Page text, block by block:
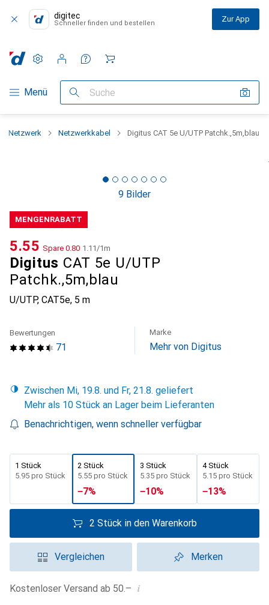
digitec
Schneller finden und bestellen Zur App
Navigation nach Kategorien
Menü Suche
Einstellungen
Kundenkonto
Vergleichslisten
Merklisten
Warenkorb
Netzwerk Netzwerkkabel Digitus CAT 5e U/UTP Patchk.,5m,blau
9 Bilder
MENGENRABATT
Digitus CAT 5e U/UTP
Patchk.,5m,blau
U/UTP, CAT5e, 5 m
CHF
5.55 Spare CHF
0.80 CHF
1.11/1m
71
Bewertungen Marke
Mehr von Digitus
Zwischen Mi, 19.8. und Fr, 21.8. geliefert
Mehr als 10 Stück an Lager beim Lieferanten
Benachrichtigen, wenn schneller verfügbar
1 Stück
CHF
5.95 pro Stück
2 Stück
CHF
5.55 pro Stück
−7%
3 Stück
CHF
5.35 pro Stück
−10%
4 Stück
CHF
5.15 pro Stück
−13%
2 Stück in den Warenkorb
Vergleichen Merken
Kostenloser Versand ab 50.– i